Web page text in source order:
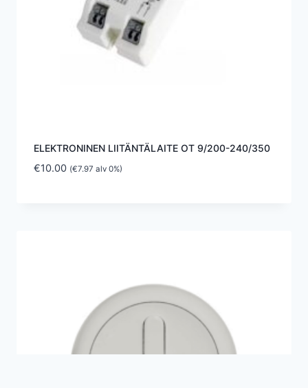
ELEKTRONINEN LIITÄNTÄLAITE OT 9/200-240/350
€10.00 (€7.97 alv 0%)